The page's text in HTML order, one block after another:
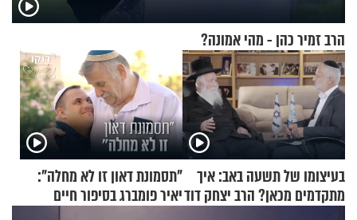
הרב זמיר כהן - מהי אמונה?
בעיצומו של תשעה באב: איך
מתקדמים מכאן? הרב יצחק דוד
"תסמונת דאון זו לא מחלה":
יאיר פומברג בסיפור חיים